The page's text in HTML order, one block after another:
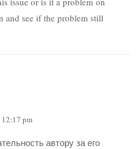
and see if the problem still
12:17 pm
автору за его